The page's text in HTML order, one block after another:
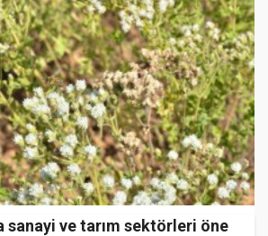
sanayi ve tarım sektörleri öne